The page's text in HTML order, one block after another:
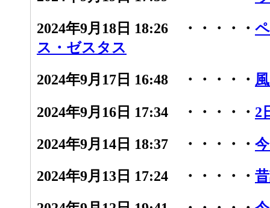
2024年9月18日 18:26 ・・・・・
ス・ゼスタス
2024年9月17日 16:48 ・・・・・
2024年9月16日 17:34 ・・・・・ 2
2024年9月14日 18:37 ・・・・・
2024年9月13日 17:24 ・・・・・